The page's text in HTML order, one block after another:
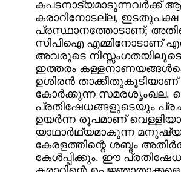
കപടനാട്യമാടുന്നവര്‍ക്ക്
കരാറിനോടല്ല, ഇടതുപക്ഷ
പ്രസ്ഥാനത്തോടാണ്;
സിപിഐ എമ്മിനോടാണ്
അവരുടെ
ഇത്തരം
ഉശിരന്‍ താക്കീതുകൂടിയാണ്
കോര്‍ക്കുന്ന സമരശൃംഖല.
പ്രതിഷേധങ്ങളുടെയും
ഉയര്‍ന്ന രൂപമാണ്
യാഥാര്‍ഥ്യമാകുന്ന
കേരളത്തിന്റെ ശബ്ദം
കേള്‍പ്പിക്കും. ഈ